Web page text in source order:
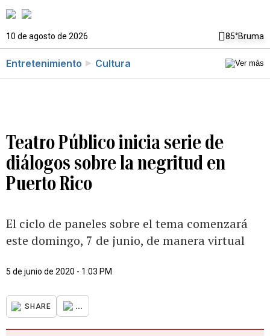
10 de agosto de 2026 85°Bruma
Entretenimiento Cultura
Teatro Público inicia serie de
diálogos sobre la negritud en
Puerto Rico
El ciclo de paneles sobre el tema comenzará
este domingo, 7 de junio, de manera virtual
5 de junio de 2020 - 1:03 PM
SHARE ...